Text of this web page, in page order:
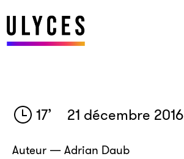
17’ 21 décembre 2016
Auteur — Adrian Daub